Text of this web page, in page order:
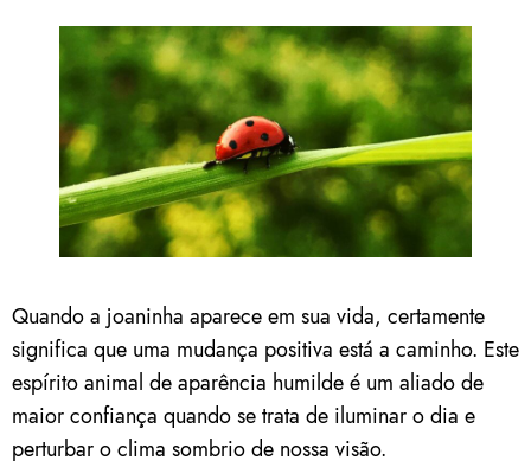
Quando a joaninha aparece em sua vida, certamente
significa que uma mudança positiva está a caminho. Este
espírito animal de aparência humilde é um aliado de
maior confiança quando se trata de iluminar o dia e
perturbar o clima sombrio de nossa visão.